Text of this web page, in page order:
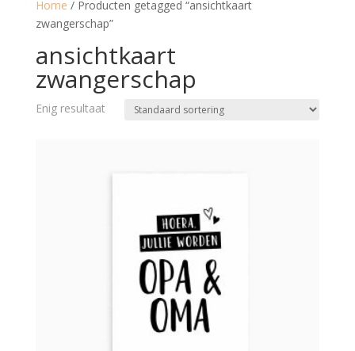
Home / Producten getagged “ansichtkaart
zwangerschap”
ansichtkaart
zwangerschap
Enig resultaat